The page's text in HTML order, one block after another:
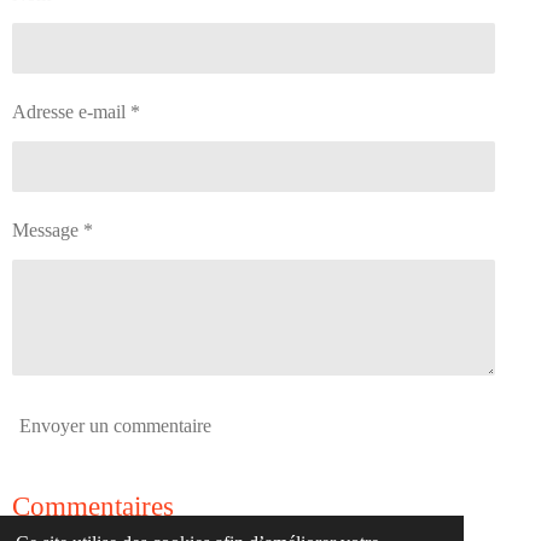
Adresse e-mail *
Message *
Envoyer un commentaire
Commentaires